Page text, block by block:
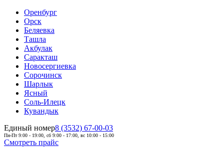
Оренбург
Орск
Беляевка
Ташла
Акбулак
Саракташ
Новосергиевка
Сорочинск
Шарлык
Ясный
Соль-Илецк
Кувандык
Единый номер8 (3532) 67-00-03
Пн-Пт 9:00 - 19:00, сб 9:00 - 17:00, вс 10:00 - 15:00
Смотреть прайс